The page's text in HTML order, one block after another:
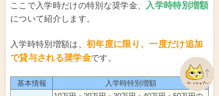
ここで入学時だけの特別な奨学金、 入学時特別増額
について紹介します。
入学時特別増額は、初年度に限り、一度だけ追加
で貸与される奨学金です。
基本情報
入学時特別増額